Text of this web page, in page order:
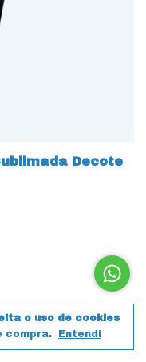
o uso de cookies
compra.
Entendi
Decote